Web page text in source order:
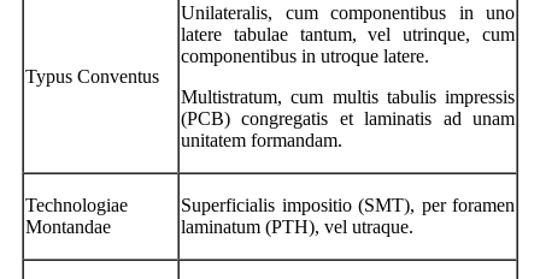
Typus Conventus
Unilateralis, cum componentibus in uno
latere tabulae tantum, vel utrinque, cum
componentibus in utroque latere.
Multistratum, cum multis tabulis impressis
(PCB) congregatis et laminatis ad unam
unitatem formandam.
Technologiae
Montandae
Superficialis impositio (SMT), per foramen
laminatum (PTH), vel utraque.